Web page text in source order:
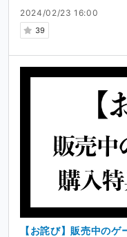
2024/02/23 16:00
39
【お詫び】販売中の